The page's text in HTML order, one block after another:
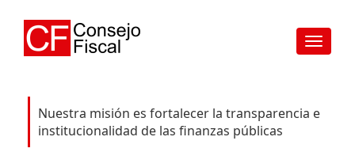
Toggle
Nuestra misión es fortalecer la transparencia e
institucionalidad de las finanzas públicas